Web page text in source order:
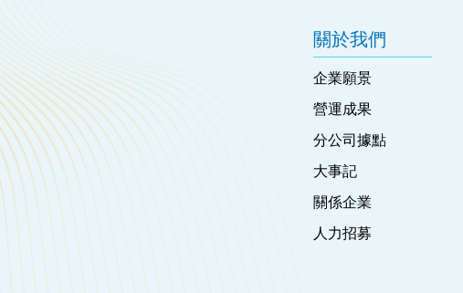
關於我們
企業願景
營運成果
分公司據點
大事記
關係企業
人力招募